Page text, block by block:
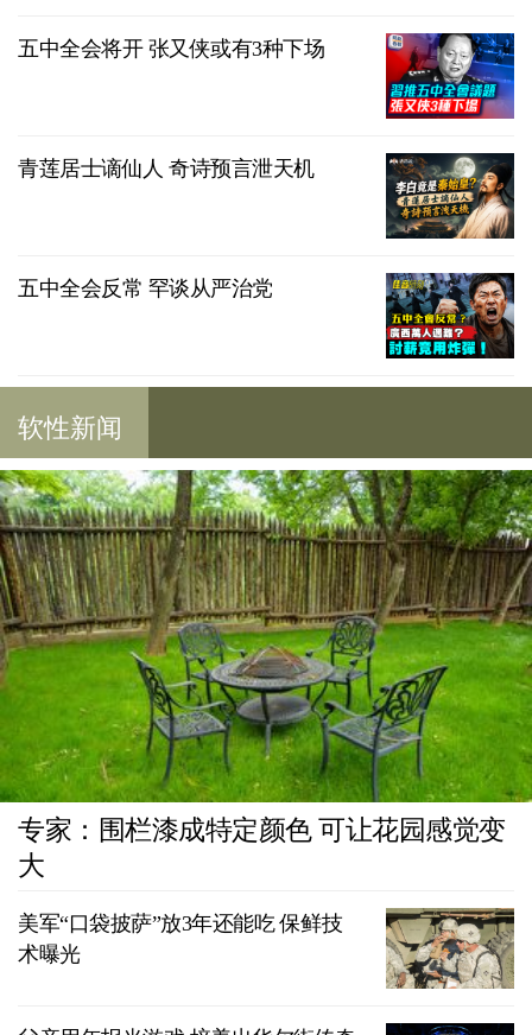
五中全会将开 张又侠或有3种下场
青莲居士谪仙人 奇诗预言泄天机
五中全会反常 罕谈从严治党
软性新闻
专家：围栏漆成特定颜色 可让花园感觉变
大
美军“口袋披萨”放3年还能吃 保鲜技
术曝光